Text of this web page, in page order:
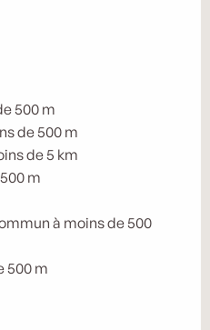
500 m
de 500 m
de 5 km
m
à moins de 500
500 m